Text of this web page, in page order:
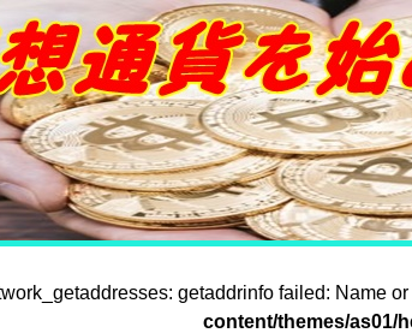
getaddrinfo failed: Name
content/themes/as01/